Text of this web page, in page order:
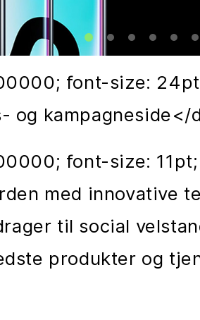
font-size:
og kampagneside</
font-size:
med innovative
til social
produkter og